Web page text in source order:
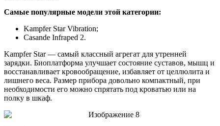
Самые популярные модели этой категории:
Kampfer Star Vibration;
Casande Infraped 2.
Kampfer Star — самый классный агрегат для утренней
зарядки. Биоплатформа улучшает состояние суставов, мышц и
восстанавливает кровообращение, избавляет от целлюлита и
лишнего веса. Размер прибора довольно компактный, при
необходимости его можно спрятать под кроватью или на
полку в шкаф.